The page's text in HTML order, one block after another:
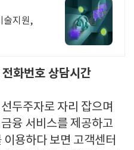
술지원,
화번호 상담시간
두주자로 자리 잡으며
융 서비스를 제공하고
용하다 보면 고객센터